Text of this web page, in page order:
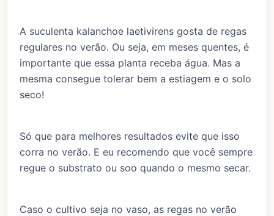
A suculenta kalanchoe laetivirens gosta de regas
regulares no verão. Ou seja, em meses quentes, é
importante que essa planta receba água. Mas a
mesma consegue tolerar bem a estiagem e o solo
seco!
Só que para melhores resultados evite que isso
corra no verão. E eu recomendo que você sempre
regue o substrato ou soo quando o mesmo secar.
Caso o cultivo seja no vaso, as regas no verão